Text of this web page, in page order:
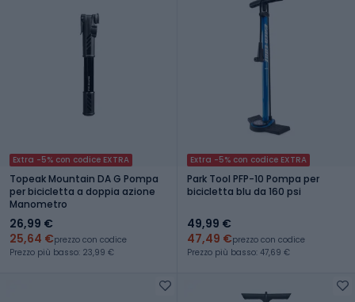
Extra -5% con codice EXTRA
Topeak Mountain DA G Pompa
per bicicletta a doppia azione
Manometro
26,99 €
25,64 €prezzo con codice
Prezzo più basso: 23,99 €
Extra -5% con codice EXTRA
Park Tool PFP-10 Pompa per
bicicletta blu da 160 psi
49,99 €
47,49 €prezzo con codice
Prezzo più basso: 47,69 €